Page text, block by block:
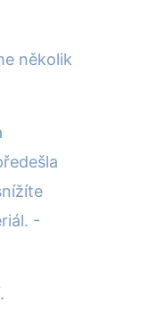
několik
-